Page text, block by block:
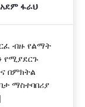
ፋራህ
ብዙ የልማት
የሚያደርጉ
በምክትል
ማስተባበሪያ